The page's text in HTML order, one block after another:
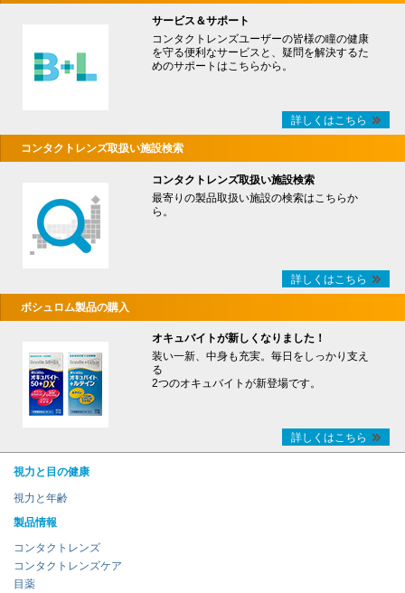
サービス＆サポート
コンタクトレンズユーザーの皆様の瞳の健康
を守る便利なサービスと、疑問を解決するた
めのサポートはこちらから。
詳しくはこちら
コンタクトレンズ取扱い施設検索
コンタクトレンズ取扱い施設検索
最寄りの製品取扱い施設の検索はこちらか
ら。
詳しくはこちら
ボシュロム製品の購入
オキュバイトが新しくなりました！
装い一新、中身も充実。毎日をしっかり支え
る
2つのオキュバイトが新登場です。
詳しくはこちら
視力と目の健康
視力と年齢
製品情報
コンタクトレンズ
コンタクトレンズケア
目薬